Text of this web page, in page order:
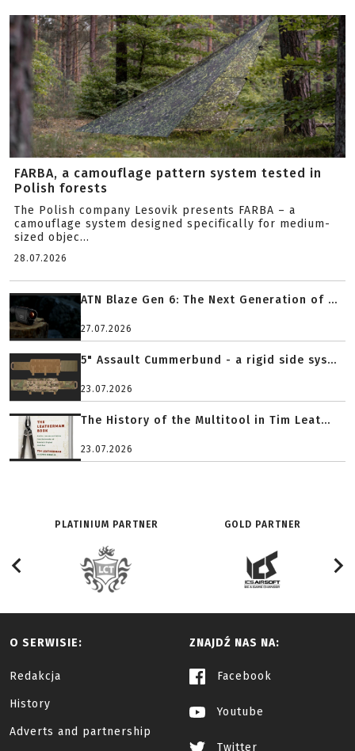
FARBA, a camouflage pattern system tested in
Polish forests
The Polish company Lesovik presents FARBA – a
camouflage system designed specifically for medium-
sized objec...
28.07.2026
ATN Blaze Gen 6: The Next Generation of ...
27.07.2026
5" Assault Cummerbund - a rigid side sys...
23.07.2026
The History of the Multitool in Tim Leat...
23.07.2026
PLATINIUM PARTNER GOLD PARTNER
O SERWISIE:
Redakcja
History
Adverts and partnership
ZNAJDŹ NAS NA:
Facebook
Youtube
Twitter